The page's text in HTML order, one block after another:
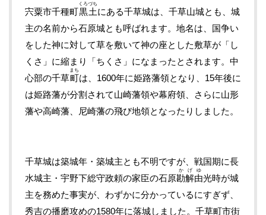
宍粟市千種町黒土
くろづち
にある千草城は、千草山城とも、城
主の名前から石原城とも呼ばれます。地名は、国争い
をした神に対して草を敷いて神の座とした敷草が「し
くさ」に縮まり「ちくさ」になまったとされます。中
心部の千草町
まち
は、1600年に姫路藩領となり、15年後に
は姫路藩が分割されて山崎藩領や幕府領、さらに山形
藩や高崎藩、尼崎藩の飛び地領となったりしました。
千草城は築城年・築城主とも不明ですが、戦国期に長
水城主・宇野下総守政頼の家臣の石原勘解由
かげゆ
光時が城
主を務めた事実が、わずかに分かっているにすぎず、
秀吉の播磨攻めの1580年に落城しました。千草町市街